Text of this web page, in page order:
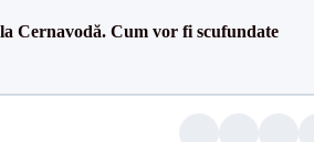
Cernavodă. Cum vor fi scufundate